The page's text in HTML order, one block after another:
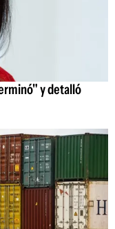
y detalló